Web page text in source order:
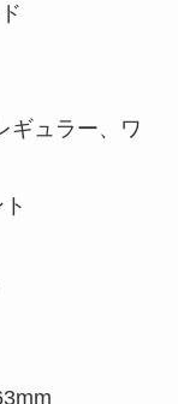
ラー、ワ